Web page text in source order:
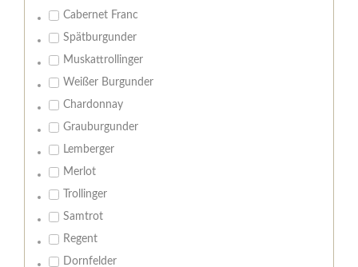
Cabernet Franc
Spätburgunder
Muskattrollinger
Weißer Burgunder
Chardonnay
Grauburgunder
Lemberger
Merlot
Trollinger
Samtrot
Regent
Dornfelder